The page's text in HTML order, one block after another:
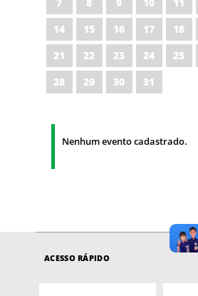
7
8 9 10 11
14
15 16 17 18
21
22 23 24 25
28
29 30 31
Nenhum evento cadastrado.
ACESSO RÁPIDO